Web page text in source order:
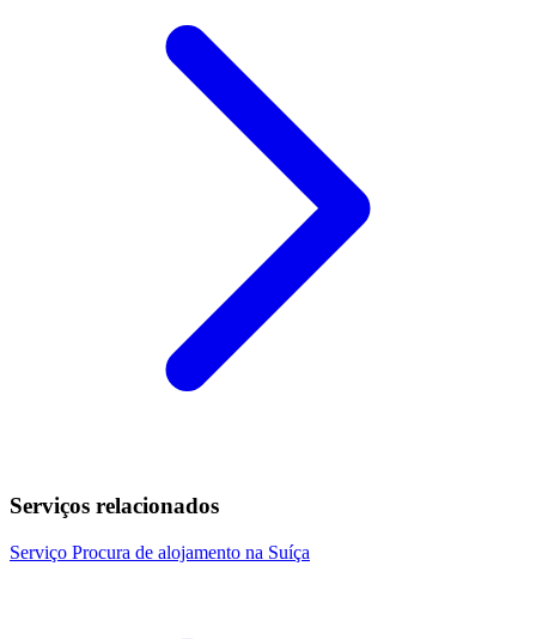
Serviços relacionados
Serviço Procura de alojamento na Suíça